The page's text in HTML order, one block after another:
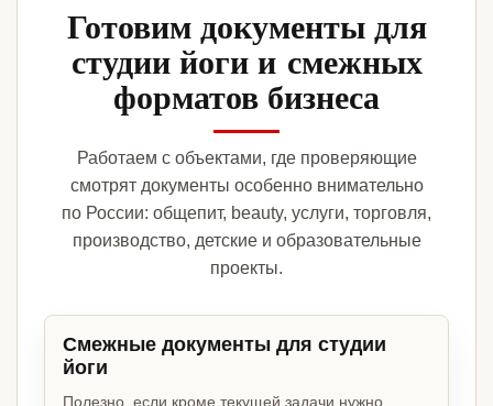
Готовим документы для
студии йоги и смежных
форматов бизнеса
Работаем с объектами, где проверяющие
смотрят документы особенно внимательно
по России: общепит, beauty, услуги, торговля,
производство, детские и образовательные
проекты.
Смежные документы для студии
йоги
Полезно, если кроме текущей задачи нужно